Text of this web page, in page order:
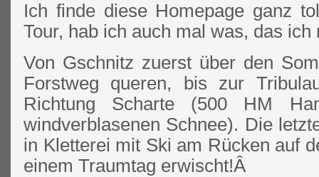
Ich finde diese Homepage ganz
Tour, hab ich auch mal was, das
Von Gschnitz zuerst über den
Forstweg queren, bis zur
Richtung Scharte (500 HM
windverblasenen Schnee). Die
in Kletterei mit Ski am Rücken auf
einem Traumtag erwischt!Â